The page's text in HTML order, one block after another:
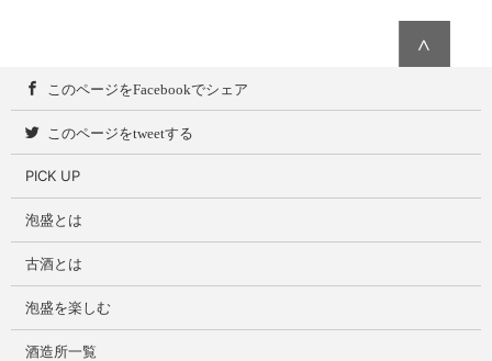
∧
このページをFacebookでシェア
このページをtweetする
PICK UP
泡盛とは
古酒とは
泡盛を楽しむ
酒造所一覧